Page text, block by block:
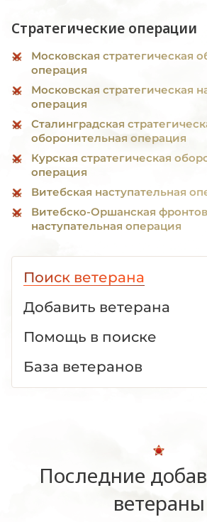
Стратегические операции
Московская стратегическая
операция
Московская стратегическая
операция
Сталинградская
оборонительная операция
Курская стратегическая
операция
Витебская наступательная
Витебско-Оршанская
наступательная операция
Поиск ветерана
Добавить ветерана
Помощь в поиске
База ветеранов
Последние
ветераны